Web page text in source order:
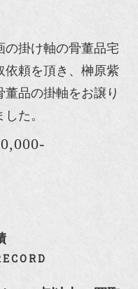
の掛け軸の骨董品宅
依頼を頂き、榊原紫
董品の掛軸をお譲り
た。